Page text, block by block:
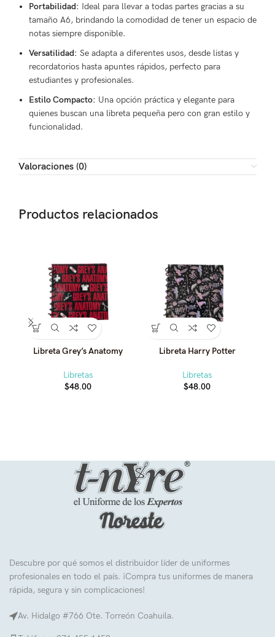
Portabilidad: Ideal para llevar a todas partes gracias a su
tamaño A6, brindando la comodidad de tener un espacio de
notas siempre disponible.
Versatilidad: Se adapta a diferentes usos, desde listas y
recordatorios hasta apuntes rápidos, perfecto para
estudiantes y profesionales.
Estilo Compacto: Una opción práctica y elegante para
quienes buscan una libreta pequeña pero con gran estilo y
funcionalidad.
Valoraciones (0)
Productos relacionados
Libreta Grey’s Anatomy
Libretas
$48.00
Libreta Harry Potter
Libretas
$48.00
Descubre por qué somos el distribuidor líder de uniformes
profesionales en todo el país. ¡Compra tus uniformes de manera
rápida, segura y sin complicaciones!
Av. Hidalgo #766 Ote. Torreón Coahuila.